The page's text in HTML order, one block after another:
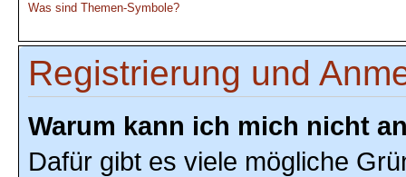
Was sind Themen-Symbole?
Registrierung und
Warum kann ich mich nicht
Dafür gibt es viele mögliche